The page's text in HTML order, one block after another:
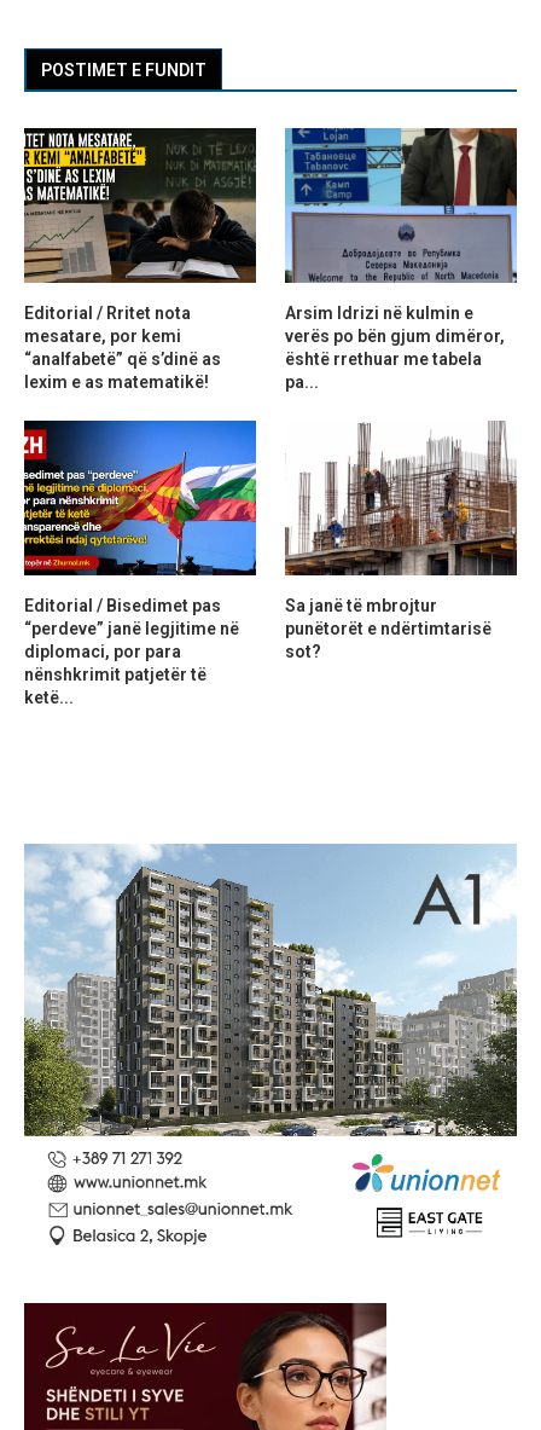
POSTIMET E FUNDIT
Editorial / Rritet nota
mesatare, por kemi
“analfabetë” që s’dinë as
lexim e as matematikë!
Arsim Idrizi në kulmin e
verës po bën gjum dimëror,
është rrethuar me tabela
pa...
Editorial / Bisedimet pas
“perdeve” janë legjitime në
diplomaci, por para
nënshkrimit patjetër të
ketë...
Sa janë të mbrojtur
punëtorët e ndërtimtarisë
sot?